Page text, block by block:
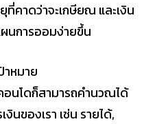
คาดว่าจะเกษียณ และเงิน
นการออมง่ายขึ้น
าหมาย
นโดก็สามารถคำนวณได้
นของเรา เช่น รายได้,